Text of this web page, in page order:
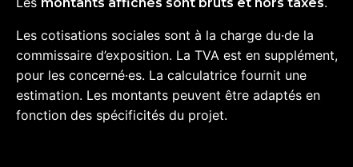
Les cotisations sociales sont à la charge du·de la
commissaire d’exposition. La TVA est en supplément,
pour les concerné·es. La calculatrice fournit une
estimation. Les montants peuvent être adaptés en
fonction des spécificités du projet.